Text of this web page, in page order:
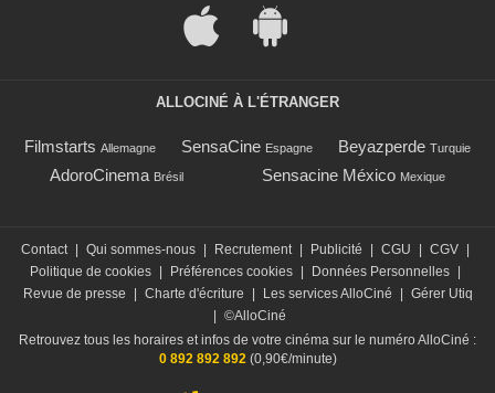
ALLOCINÉ À L'ÉTRANGER
Filmstarts Allemagne SensaCine Espagne Beyazperde Turquie
AdoroCinema Brésil Sensacine México Mexique
Contact Qui sommes-nous Recrutement Publicité CGU CGV
Politique de cookies
Préférences cookies Données Personnelles
Revue de presse
Charte d'écriture Les services AlloCiné
Gérer Utiq
©AlloCiné
Retrouvez tous les horaires et infos de votre cinéma sur le numéro AlloCiné :
0 892 892 892(0,90€/minute)